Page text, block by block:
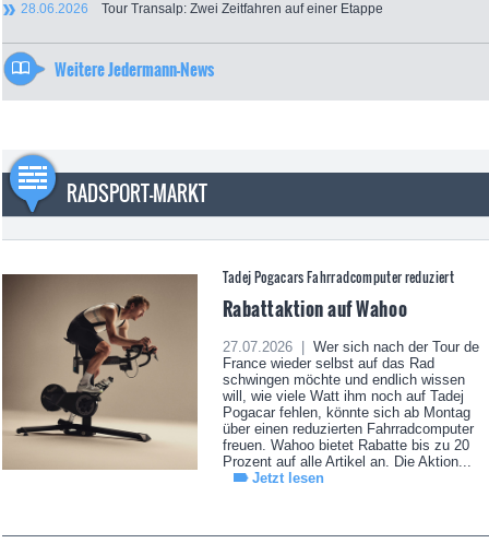
28.06.2026 Tour Transalp: Zwei Zeitfahren auf einer Etappe
Weitere Jedermann-News
RADSPORT-MARKT
Tadej Pogacars Fahrradcomputer reduziert
Rabattaktion auf Wahoo
27.07.2026 |
Wer sich nach der Tour de
France wieder selbst auf das Rad
schwingen möchte und endlich wissen
will, wie viele Watt ihm noch auf Tadej
Pogacar fehlen, könnte sich ab Montag
über einen reduzierten Fahrradcomputer
freuen. Wahoo bietet Rabatte bis zu 20
Prozent auf alle Artikel an. Die Aktion...
Jetzt lesen